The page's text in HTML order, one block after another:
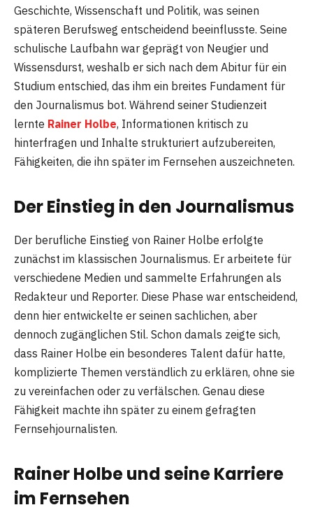
Geschichte, Wissenschaft und Politik, was seinen
späteren Berufsweg entscheidend beeinflusste. Seine
schulische Laufbahn war geprägt von Neugier und
Wissensdurst, weshalb er sich nach dem Abitur für ein
Studium entschied, das ihm ein breites Fundament für
den Journalismus bot. Während seiner Studienzeit
lernte Rainer Holbe, Informationen kritisch zu
hinterfragen und Inhalte strukturiert aufzubereiten,
Fähigkeiten, die ihn später im Fernsehen auszeichneten.
Der Einstieg in den Journalismus
Der berufliche Einstieg von Rainer Holbe erfolgte
zunächst im klassischen Journalismus. Er arbeitete für
verschiedene Medien und sammelte Erfahrungen als
Redakteur und Reporter. Diese Phase war entscheidend,
denn hier entwickelte er seinen sachlichen, aber
dennoch zugänglichen Stil. Schon damals zeigte sich,
dass Rainer Holbe ein besonderes Talent dafür hatte,
komplizierte Themen verständlich zu erklären, ohne sie
zu vereinfachen oder zu verfälschen. Genau diese
Fähigkeit machte ihn später zu einem gefragten
Fernsehjournalisten.
Rainer Holbe und seine Karriere
im Fernsehen